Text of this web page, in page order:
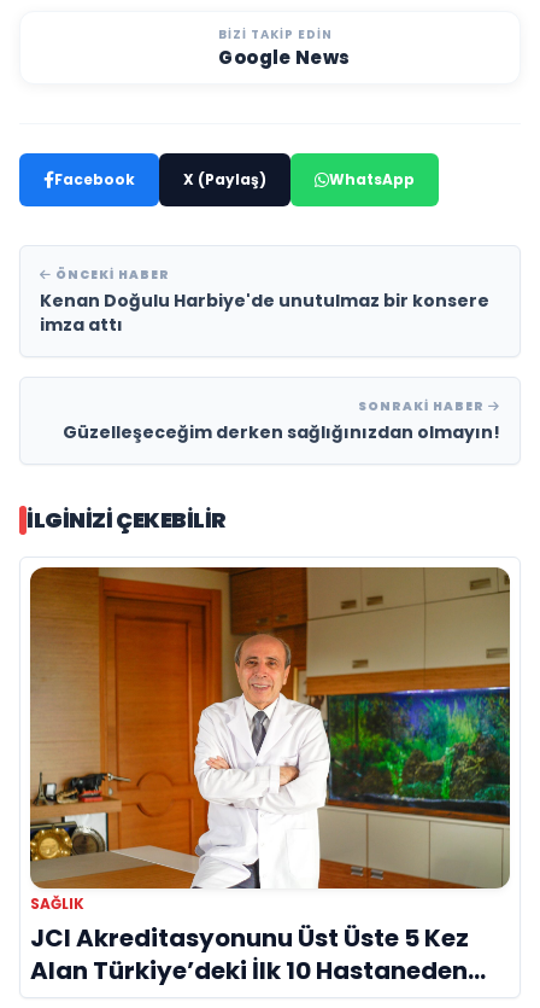
BIZI TAKIP EDIN
Google News
Facebook X (Paylaş) WhatsApp
ÖNCEKI HABER
Kenan Doğulu Harbiye'de unutulmaz bir konsere
imza attı
SONRAKI HABER
Güzelleşeceğim derken sağlığınızdan olmayın!
İLGINIZI ÇEKEBILIR
SAĞLIK
JCI Akreditasyonunu Üst Üste 5 Kez
Alan Türkiye’deki İlk 10 Hastaneden